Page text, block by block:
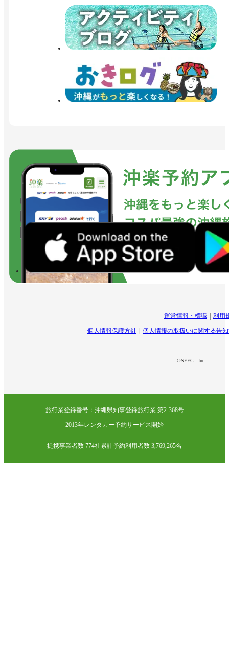
運営情報・標識 利用
個人情報保護方針 個人情報の取扱いに関する告
©SEEC . Inc
旅行業登録番号：沖縄県知事登録旅行業 第2-368号
2013年レンタカー予約サービス開始
提携事業者数 774社累計予約利用者数 3,769,265名